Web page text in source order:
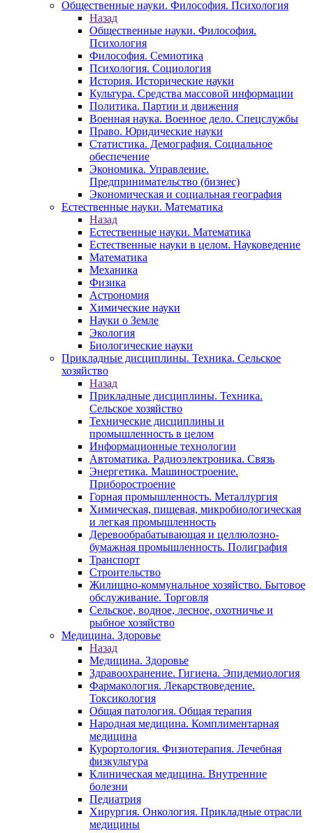
Общественные науки. Философия. Психология
Назад
Общественные науки. Философия.
Психология
Философия. Семиотика
Психология. Социология
История. Исторические науки
Культура. Средства массовой информации
Политика. Партии и движения
Военная наука. Военное дело. Спецслужбы
Право. Юридические науки
Статистика. Демография. Социальное
обеспечение
Экономика. Управление.
Предпринимательство (бизнес)
Экономическая и социальная география
Естественные науки. Математика
Назад
Естественные науки. Математика
Естественные науки в целом. Науковедение
Математика
Механика
Физика
Астрономия
Химические науки
Науки о Земле
Экология
Биологические науки
Прикладные дисциплины. Техника. Сельское
хозяйство
Назад
Прикладные дисциплины. Техника.
Сельское хозяйство
Технические дисциплины и
промышленность в целом
Информационные технологии
Автоматика. Радиоэлектроника. Связь
Энергетика. Машиностроение.
Приборостроение
Горная промышленность. Металлургия
Химическая, пищевая, микробиологическая
и легкая промышленность
Деревообрабатывающая и целлюлозно-
бумажная промышленность. Полиграфия
Транспорт
Строительство
Жилищно-коммунальное хозяйство. Бытовое
обслуживание. Торговля
Сельское, водное, лесное, охотничье и
рыбное хозяйство
Медицина. Здоровье
Назад
Медицина. Здоровье
Здравоохранение. Гигиена. Эпидемиология
Фармакология. Лекарствоведение.
Токсикология
Общая патология. Общая терапия
Народная медицина. Комплиментарная
медицина
Курортология. Физиотерапия. Лечебная
физкультура
Клиническая медицина. Внутренние
болезни
Педиатрия
Хирургия. Онкология. Прикладные отрасли
медицины